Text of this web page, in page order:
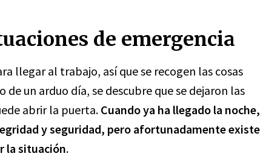
de emergencia
llegar al trabajo, así que se recogen las cosas
de un arduo día, se descubre que se dejaron las
abrir la puerta. Cuando ya ha llegado la noche,
y seguridad, pero afortunadamente existe
la situación.